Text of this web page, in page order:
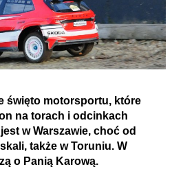
święto motorsportu, które
na torach i odcinkach
w Warszawie, choć od
także w Toruniu. W
o Panią Karową.